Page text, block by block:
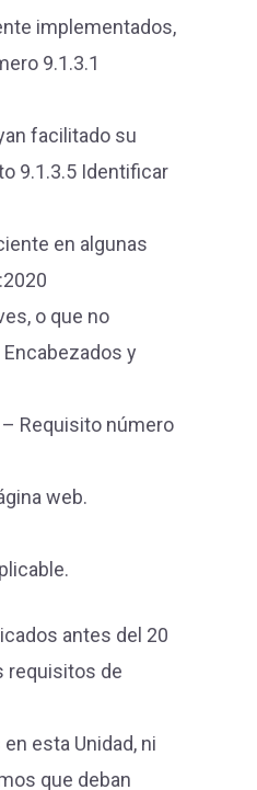
implementados,
9.1.3.1
facilitado su
9.1.3.5 Identificar
en algunas
o que no
y
Requisito número
web.
antes del 20
requisitos de
esta Unidad, ni
que deban